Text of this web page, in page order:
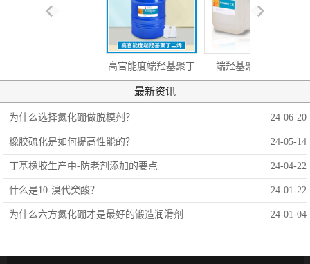
高官能度端羟基聚丁
二烯
端羟基聚丁二烯
最新资讯
为什么选择氮化硼做脱模剂？ 24-06-20
橡胶硫化是如何提高性能的？ 24-05-14
丁基橡胶生产中-防老剂添加的要点 24-04-22
什么是10-溴代癸酸？ 24-01-22
为什么六方氮化硼才是最好的锻造润滑剂 24-01-04